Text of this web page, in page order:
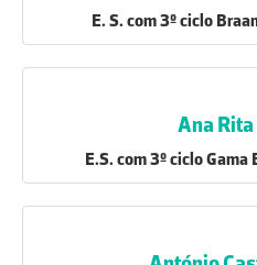
E. S. com 3º ciclo
Ana
E.S. com 3º ciclo